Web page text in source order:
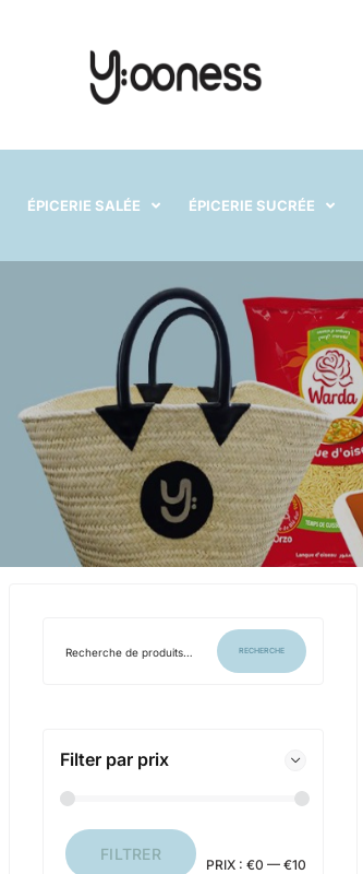
ÉPICERIE SALÉE ÉPICERIE SUCRÉE
RECHERCHE
Filter par prix
FILTRER
PRIX : €0 — €10